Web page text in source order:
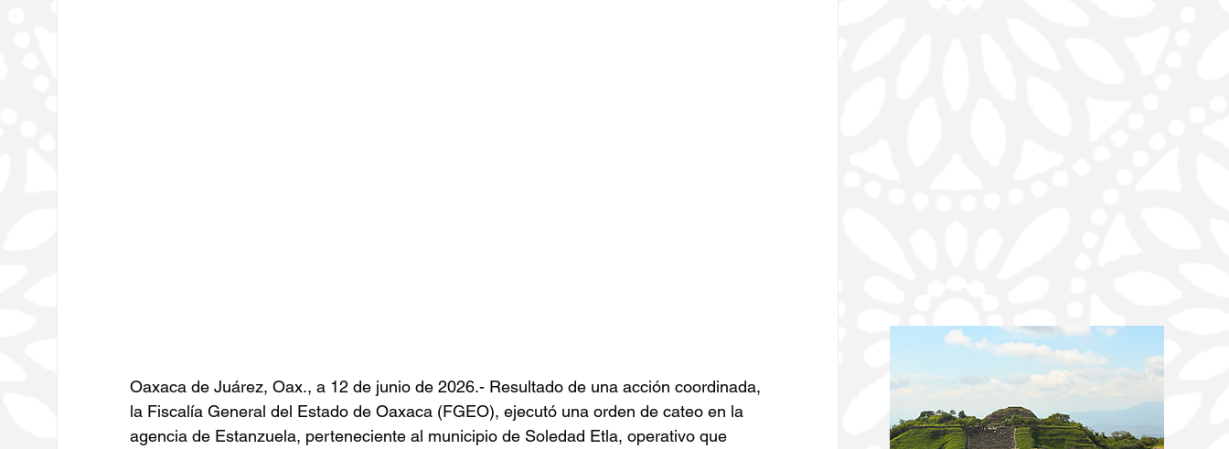
Oaxaca de Juárez, Oax., a 12 de junio de 2026.- Resultado de una acción coordinada,
la Fiscalía General del Estado de Oaxaca (FGEO), ejecutó una orden de cateo en la
agencia de Estanzuela, perteneciente al municipio de Soledad Etla, operativo que